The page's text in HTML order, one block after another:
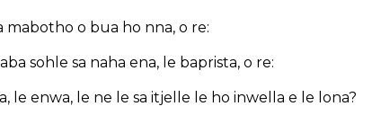
mabotho o bua ho nna, o re:
sohle sa naha ena, le baprista, o re:
le enwa, le ne le sa itjelle le ho inwella e le lona?